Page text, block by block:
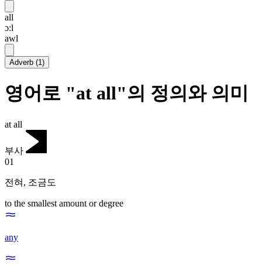
all
ɔ:l
awl
Adverb (1)
영어로 "at all"의 정의와 의미
at all
부사
01
전혀 , 조금도
to the smallest amount or degree
any